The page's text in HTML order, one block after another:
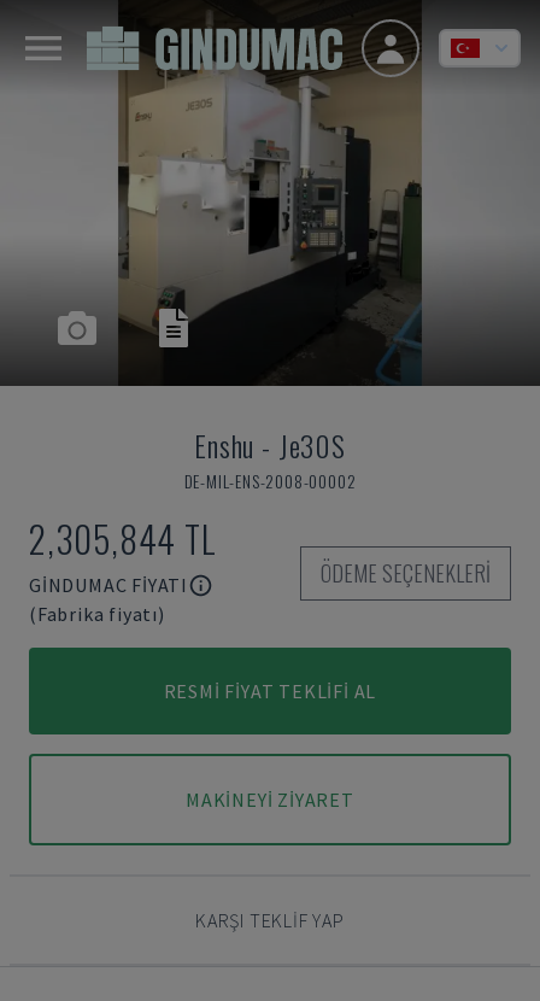
Enshu - Je30S
DE-MIL-ENS-2008-00002
2,305,844 TL
GINDUMAC FIYATI
(Fabrika fiyatı)
ÖDEME SEÇENEKLERI
RESMI FIYAT TEKLIFI AL
MAKINEYI ZIYARET
KARŞI TEKLIF YAP